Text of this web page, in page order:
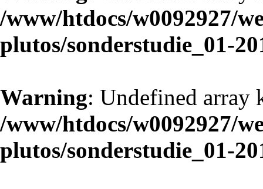
/www/htdocs/w0092927/
plutos/sonderstudie_01-
Warning: Undefined array
/www/htdocs/w0092927/
plutos/sonderstudie_01-